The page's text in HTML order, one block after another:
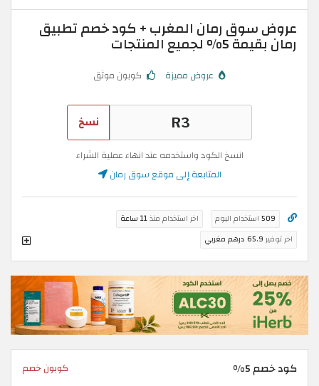
عروض سوق رمان المغرب + كود خصم تطبيق
رمان بقيمة 5% لجميع المنتجات
عروض مميزة كوبون موثق
نسخ
انسخ الكود واستخدمه عند انهاء عملية الشراء
المتابعة إلى موقع سوق رمان
509 استخدام اليوم اخر استخدام منذ11 ساعة
اخر توفير 65.9 درهم مغربي
كود خصم 5% كوبون خصم